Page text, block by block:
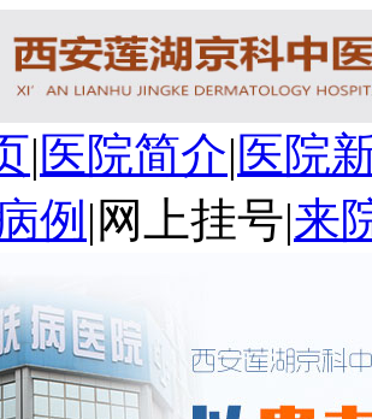
|医院简介|医院
例 | 网上挂号|来